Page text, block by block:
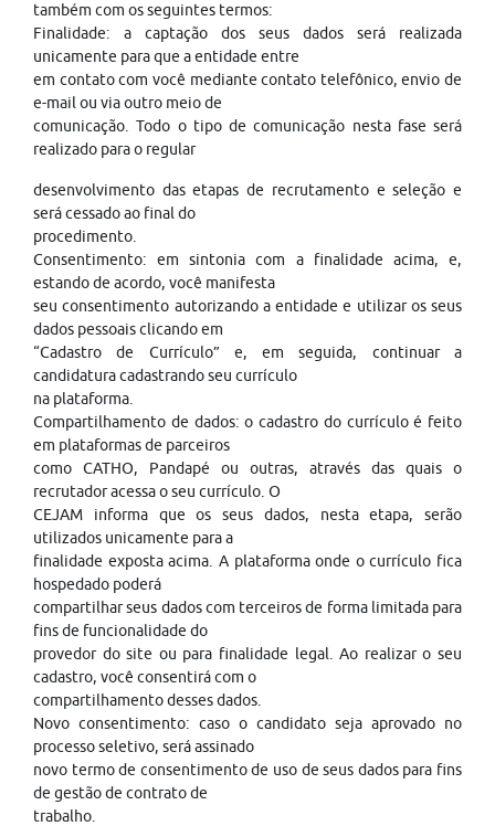
também com os seguintes termos:
Finalidade: a captação dos seus dados será realizada
unicamente para que a entidade entre
em contato com você mediante contato telefônico, envio de
e-mail ou via outro meio de
comunicação. Todo o tipo de comunicação nesta fase será
realizado para o regular
desenvolvimento das etapas de recrutamento e seleção e
será cessado ao final do
procedimento.
Consentimento: em sintonia com a finalidade acima, e,
estando de acordo, você manifesta
seu consentimento autorizando a entidade e utilizar os seus
dados pessoais clicando em
“Cadastro de Currículo” e, em seguida, continuar a
candidatura cadastrando seu currículo
na plataforma.
Compartilhamento de dados: o cadastro do currículo é feito
em plataformas de parceiros
como CATHO, Pandapé ou outras, através das quais o
recrutador acessa o seu currículo. O
CEJAM informa que os seus dados, nesta etapa, serão
utilizados unicamente para a
finalidade exposta acima. A plataforma onde o currículo fica
hospedado poderá
compartilhar seus dados com terceiros de forma limitada para
fins de funcionalidade do
provedor do site ou para finalidade legal. Ao realizar o seu
cadastro, você consentirá com o
compartilhamento desses dados.
Novo consentimento: caso o candidato seja aprovado no
processo seletivo, será assinado
novo termo de consentimento de uso de seus dados para fins
de gestão de contrato de
trabalho.